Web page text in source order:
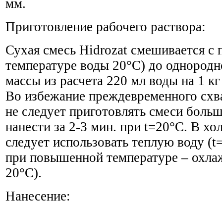
мм.
Приготовление рабочего раствора:
Сухая смесь Hidrozat смешивается с
температуре воды 20°C) до
массы из расчета 220 мл воды на 1
Во избежание преждевременного
не следует приготовлять смеси
нанести за 2-3 мин. при t=20°C. В
следует использовать теплую воду
при повышенной температуре –
20°C).
Нанесение: